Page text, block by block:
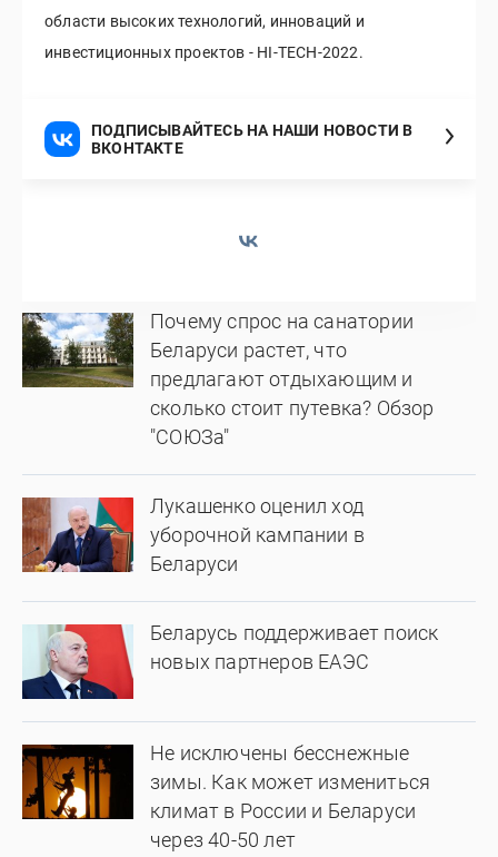
области высоких технологий, инноваций и
инвестиционных проектов - HI-TECH-2022.
ПОДПИСЫВАЙТЕСЬ НА НАШИ НОВОСТИ В
ВКОНТАКТЕ
Почему спрос на санатории
Беларуси растет, что
предлагают отдыхающим и
сколько стоит путевка? Обзор
"СОЮЗа"
Лукашенко оценил ход
уборочной кампании в
Беларуси
Беларусь поддерживает поиск
новых партнеров ЕАЭС
Не исключены бесснежные
зимы. Как может измениться
климат в России и Беларуси
через 40-50 лет